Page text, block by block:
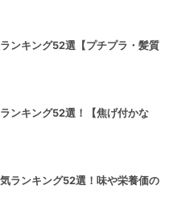
ンキング52選【プチプラ・髪質
ンキング52選！【焦げ付かな
ランキング52選！味や栄養価の